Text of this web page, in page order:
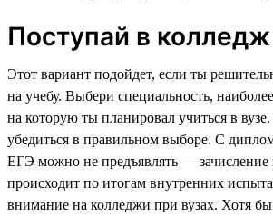
Поступай в колледж
Этот вариант подойдет, если ты
на учебу. Выбери специальность,
на которую ты планировал учиться в
убедиться в правильном выборе. С диплом
ЕГЭ можно не предъявлять — зачисление
происходит по итогам внутренних
внимание на колледжи при вузах. Хотя